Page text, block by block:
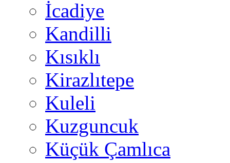
İcadiye
Kandilli
Kısıklı
Kirazlıtepe
Kuleli
Kuzguncuk
Küçük Çamlıca